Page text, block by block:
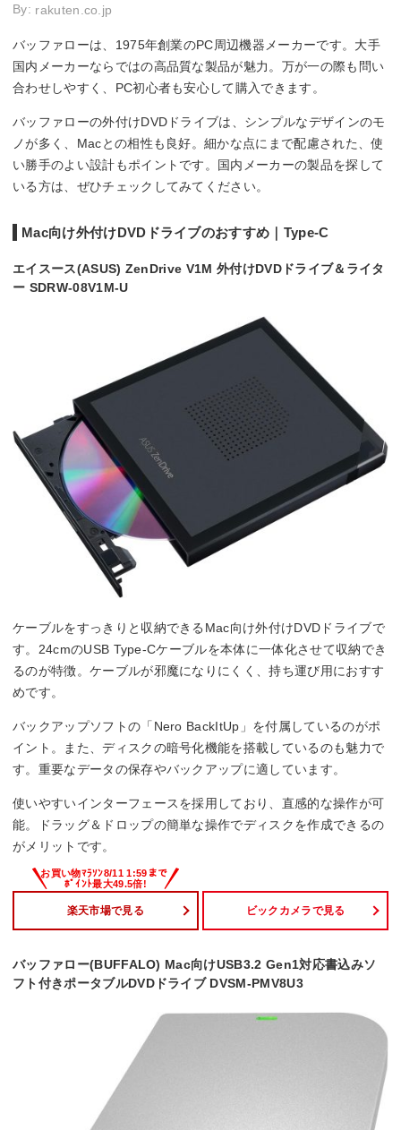
By: rakuten.co.jp
バッファローは、1975年創業のPC周辺機器メーカーです。大手
国内メーカーならではの高品質な製品が魅力。万が一の際も問い
合わせしやすく、PC初心者も安心して購入できます。
バッファローの外付けDVDドライブは、シンプルなデザインのモ
ノが多く、Macとの相性も良好。細かな点にまで配慮された、使
い勝手のよい設計もポイントです。国内メーカーの製品を探して
いる方は、ぜひチェックしてみてください。
Mac向け外付けDVDドライブのおすすめ｜Type-C
エイスース(ASUS) ZenDrive V1M 外付けDVDドライブ＆ライタ
ー SDRW-08V1M-U
ケーブルをすっきりと収納できるMac向け外付けDVDドライブで
す。24cmのUSB Type-Cケーブルを本体に一体化させて収納でき
るのが特徴。ケーブルが邪魔になりにくく、持ち運び用におすす
めです。
バックアップソフトの「Nero BackItUp」を付属しているのがポ
イント。また、ディスクの暗号化機能を搭載しているのも魅力で
す。重要なデータの保存やバックアップに適しています。
使いやすいインターフェースを採用しており、直感的な操作が可
能。ドラッグ＆ドロップの簡単な操作でディスクを作成できるの
がメリットです。
楽天市場で見る ビックカメラで見る
バッファロー(BUFFALO) Mac向けUSB3.2 Gen1対応書込みソ
フト付きポータブルDVDドライブ DVSM-PMV8U3